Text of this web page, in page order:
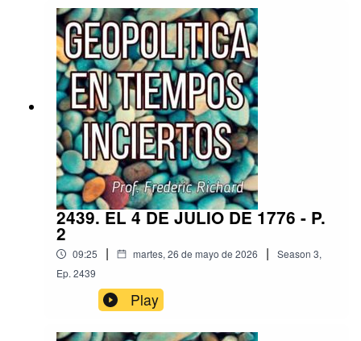
2439. EL 4 DE JULIO DE 1776 - P.
2
09:25 | martes, 26 de mayo de 2026 | Season 3,
Ep. 2439
Play